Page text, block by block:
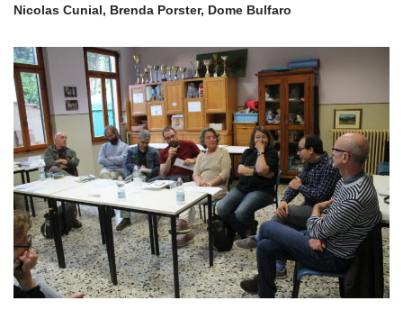
Nicolas Cunial, Brenda Porster, Dome Bulfaro